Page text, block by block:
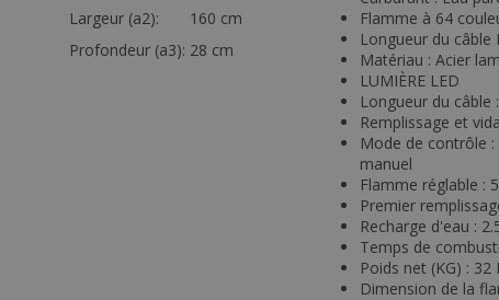
Largeur (a2):
160 cm
Profondeur (a3): 28 cm
Flamme à 64
Longueur du câble
Matériau : Acier
LUMIÈRE LED
Longueur du câble
Remplissage et
Mode de contrôle
manuel
Flamme réglable :
Premier
Recharge d'eau :
Temps de
Poids net (KG) : 32
Dimension de la